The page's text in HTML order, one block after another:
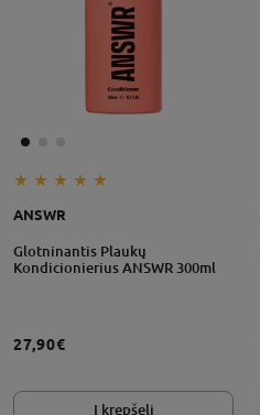
ANSWR
Glotninantis Plaukų
Kondicionierius ANSWR 300ml
27,90€
Į krepšelį